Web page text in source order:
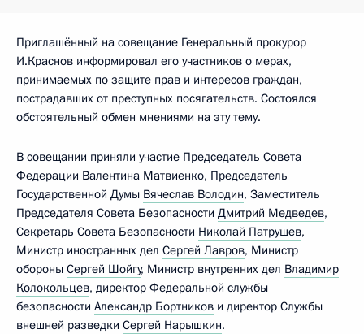
Приглашённый на совещание Генеральный прокурор
И.Краснов информировал его участников о мерах,
принимаемых по защите прав и интересов граждан,
пострадавших от преступных посягательств. Состоялся
обстоятельный обмен мнениями на эту тему.
В совещании приняли участие Председатель Совета
Федерации Валентина Матвиенко, Председатель
Государственной Думы Вячеслав Володин, Заместитель
Председателя Совета Безопасности Дмитрий Медведев,
Секретарь Совета Безопасности Николай Патрушев,
Министр иностранных дел Сергей Лавров, Министр
обороны Сергей Шойгу, Министр внутренних дел Владимир
Колокольцев, директор Федеральной службы
безопасности Александр Бортников и директор Службы
внешней разведки Сергей Нарышкин.